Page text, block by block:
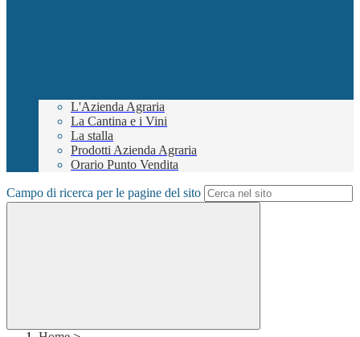
L'Azienda Agraria
La Cantina e i Vini
La stalla
Prodotti Azienda Agraria
Orario Punto Vendita
Campo di ricerca per le pagine del sito